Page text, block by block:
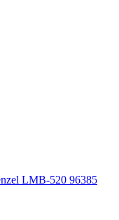
LMB-520 96385